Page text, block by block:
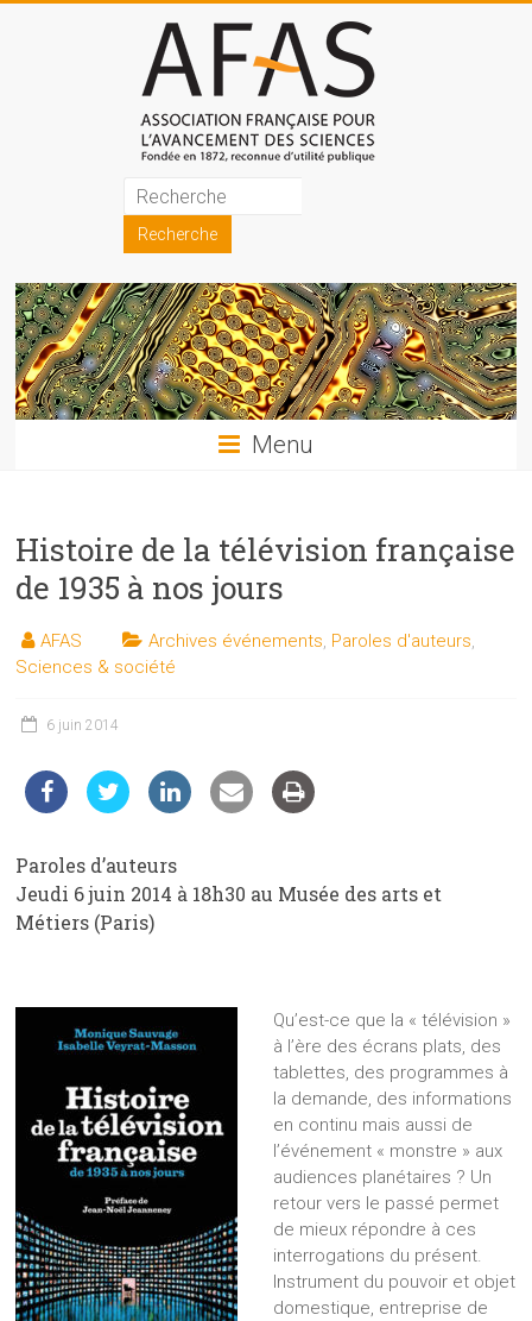
Association
française
pour
l'avancement
des
sciences
les
sciences
et
les
techniques
du
Menu
Histoire de la télévision française
de 1935 à nos jours
AFAS Archives événements Paroles d'auteurs
Sciences & société
6 juin 2014
Paroles d’auteurs
Jeudi 6 juin 2014 à 18h30 au Musée des arts et
Métiers (Paris)
Qu’est-ce que la « télévision »
à l’ère des écrans plats, des
tablettes, des programmes à
la demande, des informations
en continu mais aussi de
l’événement « monstre » aux
audiences planétaires ? Un
retour vers le passé permet
de mieux répondre à ces
interrogations du présent.
Instrument du pouvoir et objet
domestique, entreprise de